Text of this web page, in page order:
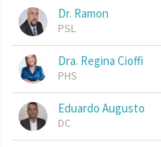
Dr. Ramon
PSL
Dra. Regina Cioffi
PHS
Eduardo Augusto
DC